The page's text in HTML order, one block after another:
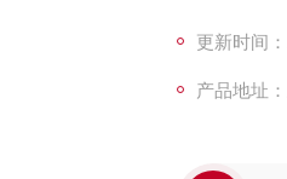
更新时间
产品地址